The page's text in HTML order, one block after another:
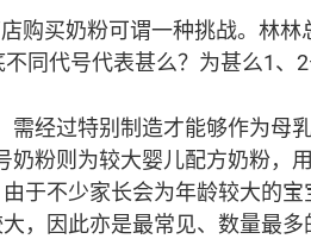
购买奶粉可谓一种挑战。林林
同代号代表甚么？为甚么1、2
需经过特别制造才能够作为母
奶粉则为较大婴儿配方奶粉，
于不少家长会为年龄较大的
，因此亦是最常见、数量最多